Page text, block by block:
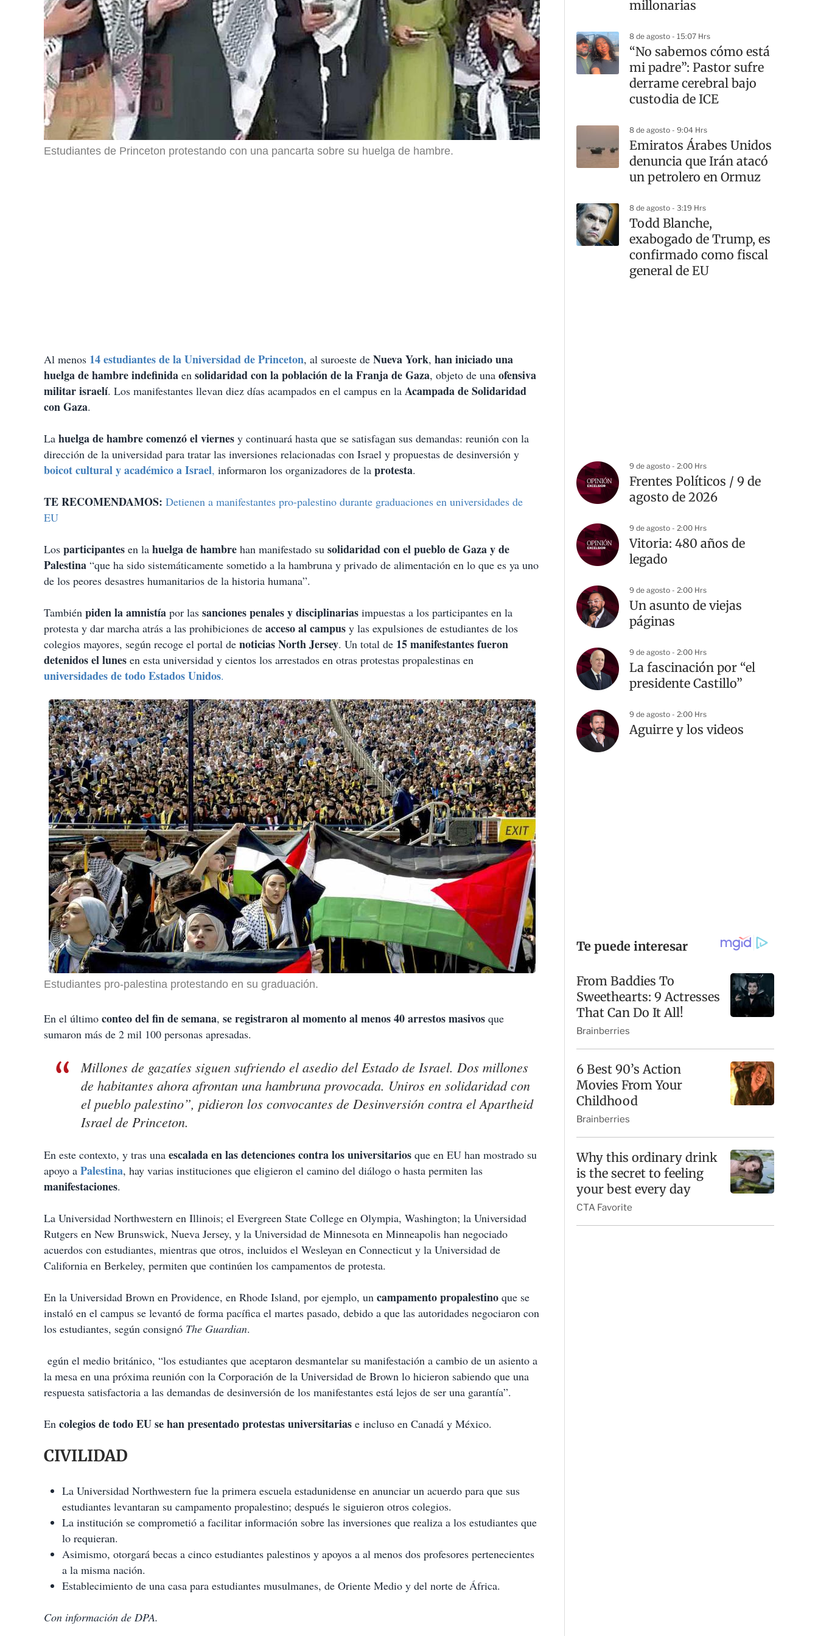
Estudiantes de Princeton protestando con una pancarta sobre su huelga de hambre.
Al menos 14 estudiantes de la Universidad de Princeton, al suroeste de Nueva York, han iniciado una
huelga de hambre indefinida en solidaridad con la población de la Franja de Gaza, objeto de una ofensiva
militar israelí. Los manifestantes llevan diez días acampados en el campus en la Acampada de Solidaridad
con Gaza.
La huelga de hambre comenzó el viernes y continuará hasta que se satisfagan sus demandas: reunión con la
dirección de la universidad para tratar las inversiones relacionadas con Israel y propuestas de desinversión y
boicot cultural y académico a Israel, informaron los organizadores de la protesta.
TE RECOMENDAMOS: Detienen a manifestantes pro-palestino durante graduaciones en universidades de
EU
Los participantes en la huelga de hambre han manifestado su solidaridad con el pueblo de Gaza y de
Palestina “que ha sido sistemáticamente sometido a la hambruna y privado de alimentación en lo que es ya uno
de los peores desastres humanitarios de la historia humana”.
También piden la amnistía por las sanciones penales y disciplinarias impuestas a los participantes en la
protesta y dar marcha atrás a las prohibiciones de acceso al campus y las expulsiones de estudiantes de los
colegios mayores, según recoge el portal de noticias North Jersey. Un total de 15 manifestantes fueron
detenidos el lunes en esta universidad y cientos los arrestados en otras protestas propalestinas en
universidades de todo Estados Unidos.
Estudiantes pro-palestina protestando en su graduación.
En el último conteo del fin de semana, se registraron al momento al menos 40 arrestos masivos que
sumaron más de 2 mil 100 personas apresadas.
Millones de gazatíes siguen sufriendo el asedio del Estado de Israel. Dos millones
de habitantes ahora afrontan una hambruna provocada. Uniros en solidaridad con
el pueblo palestino”, pidieron los convocantes de Desinversión contra el Apartheid
Israel de Princeton.
En este contexto, y tras una escalada en las detenciones contra los universitarios que en EU han mostrado su
apoyo a Palestina, hay varias instituciones que eligieron el camino del diálogo o hasta permiten las
manifestaciones.
La Universidad Northwestern en Illinois; el Evergreen State College en Olympia, Washington; la Universidad
Rutgers en New Brunswick, Nueva Jersey, y la Universidad de Minnesota en Minneapolis han negociado
acuerdos con estudiantes, mientras que otros, incluidos el Wesleyan en Connecticut y la Universidad de
California en Berkeley, permiten que continúen los campamentos de protesta.
En la Universidad Brown en Providence, en Rhode Island, por ejemplo, un campamento propalestino que se
instaló en el campus se levantó de forma pacífica el martes pasado, debido a que las autoridades negociaron con
los estudiantes, según consignó The Guardian.
egún el medio británico, “los estudiantes que aceptaron desmantelar su manifestación a cambio de un asiento a
la mesa en una próxima reunión con la Corporación de la Universidad de Brown lo hicieron sabiendo que una
respuesta satisfactoria a las demandas de desinversión de los manifestantes está lejos de ser una garantía”.
En colegios de todo EU se han presentado protestas universitarias e incluso en Canadá y México.
CIVILIDAD
La Universidad Northwestern fue la primera escuela estadunidense en anunciar un acuerdo para que sus
estudiantes levantaran su campamento propalestino; después le siguieron otros colegios.
La institución se comprometió a facilitar información sobre las inversiones que realiza a los estudiantes que
lo requieran.
Asimismo, otorgará becas a cinco estudiantes palestinos y apoyos a al menos dos profesores pertenecientes
a la misma nación.
Establecimiento de una casa para estudiantes musulmanes, de Oriente Medio y del norte de África.
Con información de DPA.
millonarias
8 de agosto - 15:07 Hrs
“No sabemos cómo está
mi padre”: Pastor sufre
derrame cerebral bajo
custodia de ICE
8 de agosto - 9:04 Hrs
Emiratos Árabes Unidos
denuncia que Irán atacó
un petrolero en Ormuz
8 de agosto - 3:19 Hrs
Todd Blanche,
exabogado de Trump, es
confirmado como fiscal
general de EU
9 de agosto - 2:00 Hrs
Frentes Políticos / 9 de
agosto de 2026
9 de agosto - 2:00 Hrs
Vitoria: 480 años de
legado
9 de agosto - 2:00 Hrs
Un asunto de viejas
páginas
9 de agosto - 2:00 Hrs
La fascinación por “el
presidente Castillo”
9 de agosto - 2:00 Hrs
Aguirre y los videos